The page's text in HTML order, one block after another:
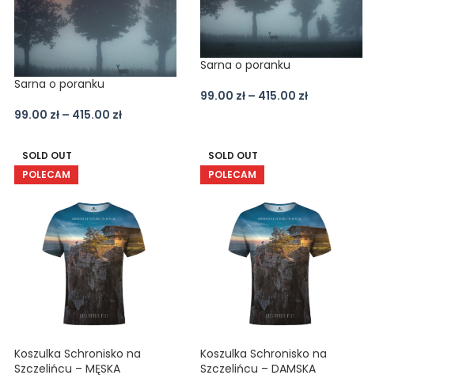
Sarna o poranku
99.00 zł – 415.00 zł
Sarna o poranku
99.00 zł – 415.00 zł
SOLD OUT
POLECAM
Koszulka Schronisko na
Szczelińcu – MĘSKA
SOLD OUT
POLECAM
Koszulka Schronisko na
Szczelińcu – DAMSKA